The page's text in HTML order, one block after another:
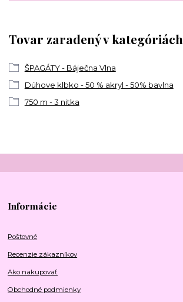
Tovar zaradený v kategóriách
ŠPAGÁTY - Báječna Vlna
Dúhove klbko - 50 % akryl - 50% bavlna
750 m - 3 nitka
Informácie
Poštovné
Recenzie zákazníkov
Ako nakupovať
Obchodné podmienky